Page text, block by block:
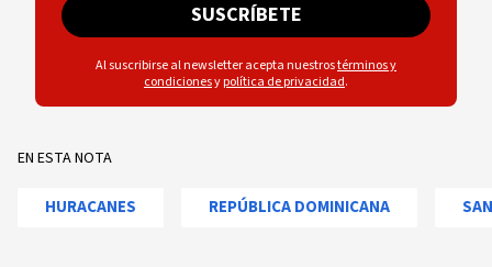
SUSCRÍBETE
Al suscribirse al newsletter acepta nuestrostérminos y
condicionesypolítica de privacidad.
EN ESTA NOTA
HURACANES REPÚBLICA DOMINICANA